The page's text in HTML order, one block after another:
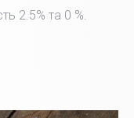
2.5% та 0 %.